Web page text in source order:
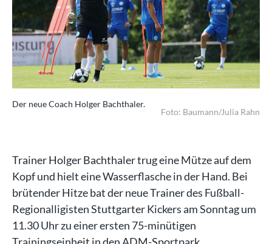
Der neue Coach Holger Bachthaler.
Foto: Baumann/Julia Rahn
Trainer Holger Bachthaler trug eine Mütze auf dem
Kopf und hielt eine Wasserflasche in der Hand. Bei
brütender Hitze bat der neue Trainer des Fußball-
Regionalligisten Stuttgarter Kickers am Sonntag um
11.30 Uhr zu einer ersten 75-minütigen
Trainingseinheit in den ADM-Sportpark.